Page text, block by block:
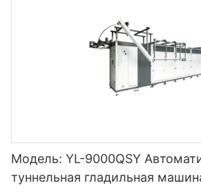
Модель: YL-9000QSY
туннельная гладильная